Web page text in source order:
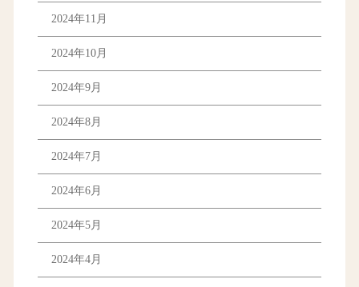
2024年11月
2024年10月
2024年9月
2024年8月
2024年7月
2024年6月
2024年5月
2024年4月